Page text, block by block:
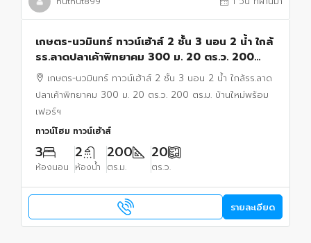
เกษตร-นวมินทร์ ทาวน์เฮ้าส์ 2 ชั้น 3 นอน 2 น้ำ ใกล้
รร.ลาดปลาเค้าพิทยาคม 300 ม. 20 ตร.ว. 200
ตร.ม. บ้านใหม่พร้อมเฟอร์ฯ
เกษตร-นวมินทร์ ทาวน์เฮ้าส์ 2 ชั้น 3 นอน 2 น้ำ ใกล้รร.ลาด
ปลาเค้าพิทยาคม 300 ม. 20 ตร.ว. 200 ตร.ม. บ้านใหม่พร้อม
เฟอร์ฯ
ทาวน์โฮม ทาวน์เฮ้าส์
3
ห้องนอน
2
ห้องน้ำ
200
ตร.ม.
20
ตร.ว.
รายละเอียด